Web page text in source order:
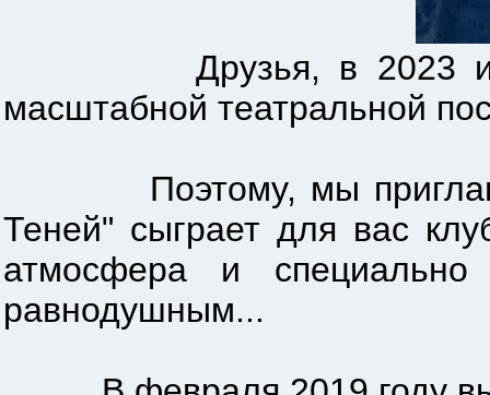
Друзья, в 2023
масштабной театральной
Поэтому, мы
Теней" сыграет для вас
атмосфера и
равнодушным...